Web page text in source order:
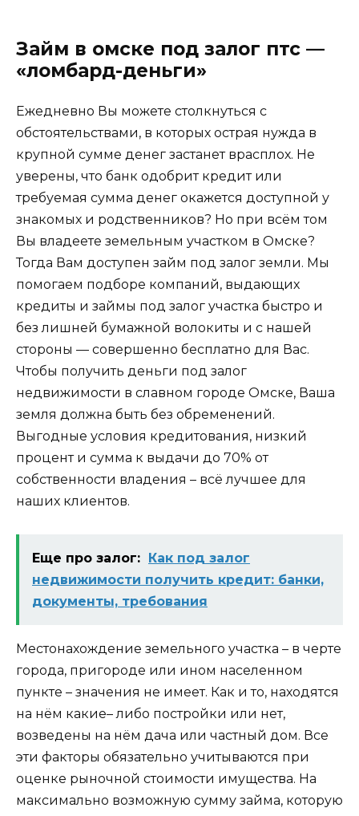
Займ в омске под залог птс —
«ломбард-деньги»
Ежедневно Вы можете столкнуться с
обстоятельствами, в которых острая нужда в
крупной сумме денег застанет врасплох. Не
уверены, что банк одобрит кредит или
требуемая сумма денег окажется доступной у
знакомых и родственников? Но при всём том
Вы владеете земельным участком в Омске?
Тогда Вам доступен займ под залог земли. Мы
помогаем подборе компаний, выдающих
кредиты и займы под залог участка быстро и
без лишней бумажной волокиты и с нашей
стороны — совершенно бесплатно для Вас.
Чтобы получить деньги под залог
недвижимости в славном городе Омске, Ваша
земля должна быть без обременений.
Выгодные условия кредитования, низкий
процент и сумма к выдачи до 70% от
собственности владения – всё лучшее для
наших клиентов.
Еще про залог: Как под залог
недвижимости получить кредит: банки,
документы, требования
Местонахождение земельного участка – в черте
города, пригороде или ином населенном
пункте – значения не имеет. Как и то, находятся
на нём какие– либо постройки или нет,
возведены на нём дача или частный дом. Все
эти факторы обязательно учитываются при
оценке рыночной стоимости имущества. На
максимально возможную сумму займа, которую